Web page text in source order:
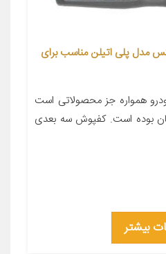
مدل پلی اتیلن مناسب برای
همواره جز محصولاتی است
بوده است. کفپوش سه بعدی
بیشتر